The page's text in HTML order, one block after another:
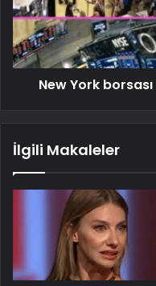
New York
İlgili Makaleler